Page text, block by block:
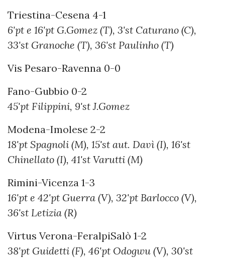
Triestina-Cesena 4-1
6'pt e 16'pt G.Gomez (T), 3'st Caturano (C),
33'st Granoche (T), 36'st Paulinho (T)
Vis Pesaro-Ravenna 0-0
Fano-Gubbio 0-2
45'pt Filippini, 9'st J.Gomez
Modena-Imolese 2-2
18'pt Spagnoli (M), 15'st aut. Davì (I), 16'st
Chinellato (I), 41'st Varutti (M)
Rimini-Vicenza 1-3
16'pt e 42'pt Guerra (V), 32'pt Barlocco (V),
36'st Letizia (R)
Virtus Verona-FeralpiSalò 1-2
38'pt Guidetti (F), 46'pt Odogwu (V), 30'st